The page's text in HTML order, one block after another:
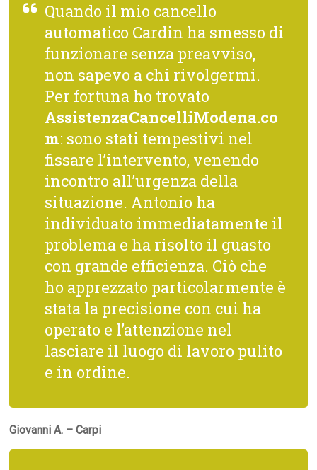
Quando il mio cancello
automatico Cardin ha smesso di
funzionare senza preavviso,
non sapevo a chi rivolgermi.
Per fortuna ho trovato
AssistenzaCancelliModena.co
m: sono stati tempestivi nel
fissare l’intervento, venendo
incontro all’urgenza della
situazione. Antonio ha
individuato immediatamente il
problema e ha risolto il guasto
con grande efficienza. Ciò che
ho apprezzato particolarmente è
stata la precisione con cui ha
operato e l’attenzione nel
lasciare il luogo di lavoro pulito
e in ordine.
Giovanni A. – Carpi